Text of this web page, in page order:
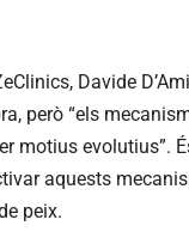
Davide
però “els
motius evolutius”.
aquests
peix.